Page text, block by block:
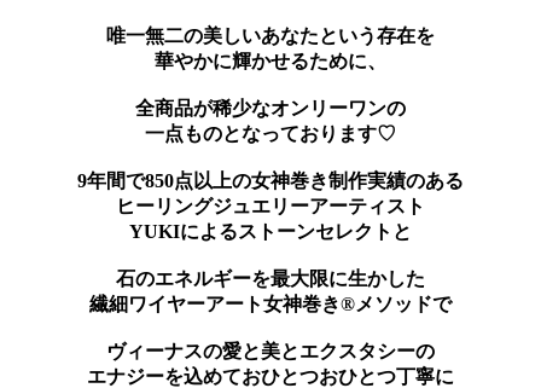
唯一無二の美しいあなたという存在を
華やかに輝かせるために、
全商品が稀少なオンリーワンの
一点ものとなっております♡
9年間で850点以上の女神巻き制作実績のある
ヒーリングジュエリーアーティスト
YUKIによるストーンセレクトと
石のエネルギーを最大限に生かした
繊細ワイヤーアート女神巻き®メソッドで
ヴィーナスの愛と美とエクスタシーの
エナジーを込めておひとつおひとつ丁寧に